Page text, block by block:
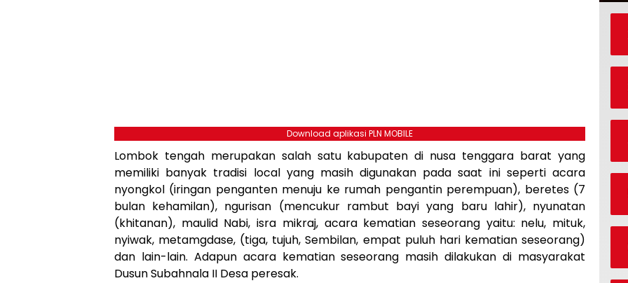
Download aplikasi PLN MOBILE
Lombok tengah merupakan salah satu kabupaten di nusa tenggara barat yang
memiliki banyak tradisi local yang masih digunakan pada saat ini seperti acara
nyongkol (iringan penganten menuju ke rumah pengantin perempuan), beretes (7
bulan kehamilan), ngurisan (mencukur rambut bayi yang baru lahir), nyunatan
(khitanan), maulid Nabi, isra mikraj, acara kematian seseorang yaitu: nelu, mituk,
nyiwak, metamgdase, (tiga, tujuh, Sembilan, empat puluh hari kematian seseorang)
dan lain-lain. Adapun acara kematian seseorang masih dilakukan di masyarakat
Dusun Subahnala II Desa peresak.